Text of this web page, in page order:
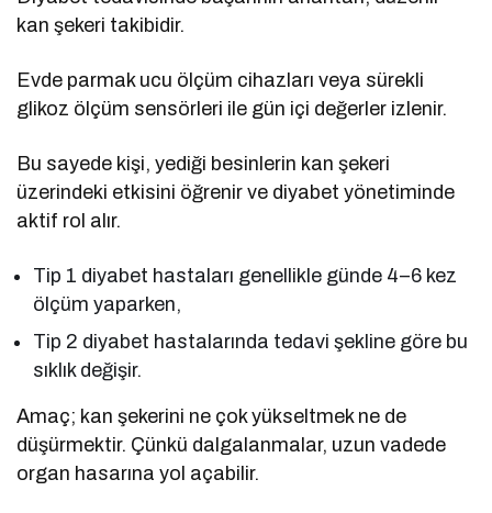
kan şekeri takibidir.
Evde parmak ucu ölçüm cihazları veya sürekli
glikoz ölçüm sensörleri ile gün içi değerler izlenir.
Bu sayede kişi, yediği besinlerin kan şekeri
üzerindeki etkisini öğrenir ve diyabet yönetiminde
aktif rol alır.
Tip 1 diyabet hastaları genellikle günde 4–6 kez
ölçüm yaparken,
Tip 2 diyabet hastalarında tedavi şekline göre bu
sıklık değişir.
Amaç; kan şekerini ne çok yükseltmek ne de
düşürmektir. Çünkü dalgalanmalar, uzun vadede
organ hasarına yol açabilir.